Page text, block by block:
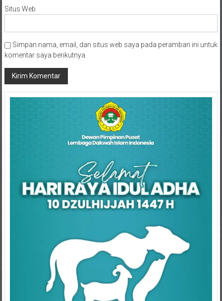
Situs Web
Simpan nama, email, dan situs web saya pada peramban ini untuk
komentar saya berikutnya.